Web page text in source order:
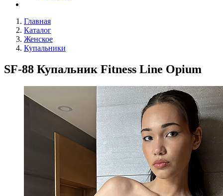
Главная
Каталог
Женское
Купальники
SF-88 Купальник Fitness Line Opium